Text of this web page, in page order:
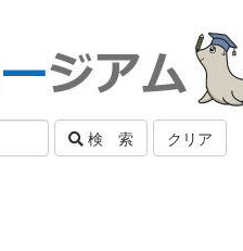
検 索 クリア